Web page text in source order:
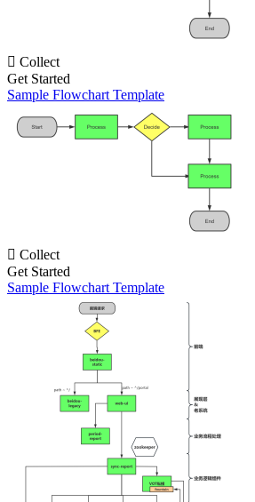
 Collect
Get Started
Sample Flowchart Template
 Collect
Get Started
Sample Flowchart Template